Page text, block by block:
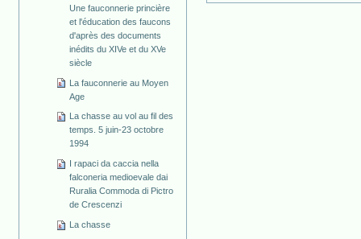
Une fauconnerie princière
et l'éducation des faucons
d'après des documents
inédits du XIVe et du XVe
siècle
La fauconnerie au Moyen
Age
La chasse au vol au fil des
temps. 5 juin-23 octobre
1994
I rapaci da caccia nella
falconeria medioevale dai
Ruralia Commoda di Pictro
de Crescenzi
La chasse